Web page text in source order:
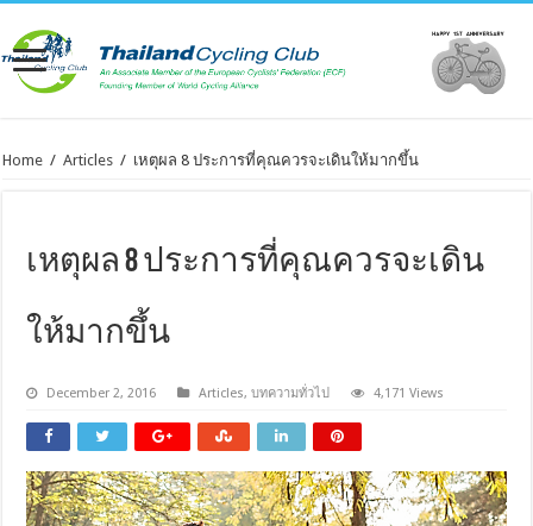
Home / Articles / เหตุผล 8 ประการที่คุณควรจะเดินให้มากขึ้น
เหตุผล 8 ประการที่คุณควรจะเดิน
ให้มากขึ้น
December 2, 2016 Articles,บทความทั่วไป 4,171 Views